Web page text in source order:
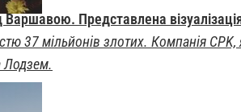
Представлена
37 мільйонів злотих. Компанія
Лодзем.